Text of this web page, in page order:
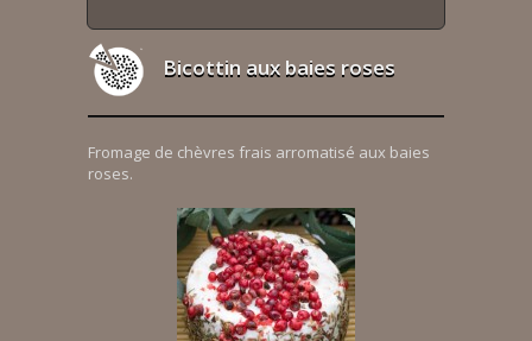
Bicottin aux baies roses
Fromage de chèvres frais arromatisé aux baies
roses.